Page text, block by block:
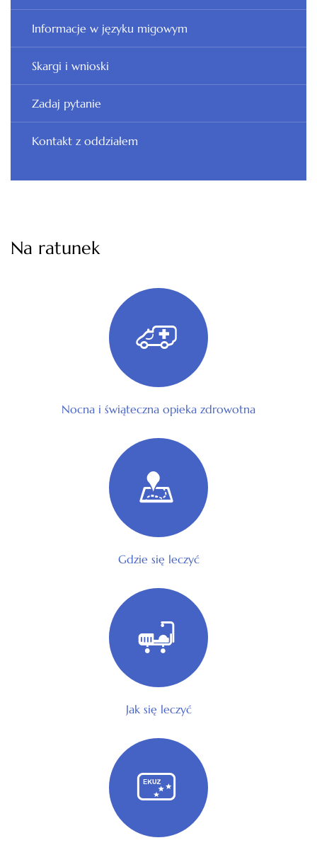
Informacje w języku migowym
Skargi i wnioski
Zadaj pytanie
Kontakt z oddziałem
Na ratunek
Nocna i świąteczna opieka zdrowotna
Gdzie się leczyć
Jak się leczyć